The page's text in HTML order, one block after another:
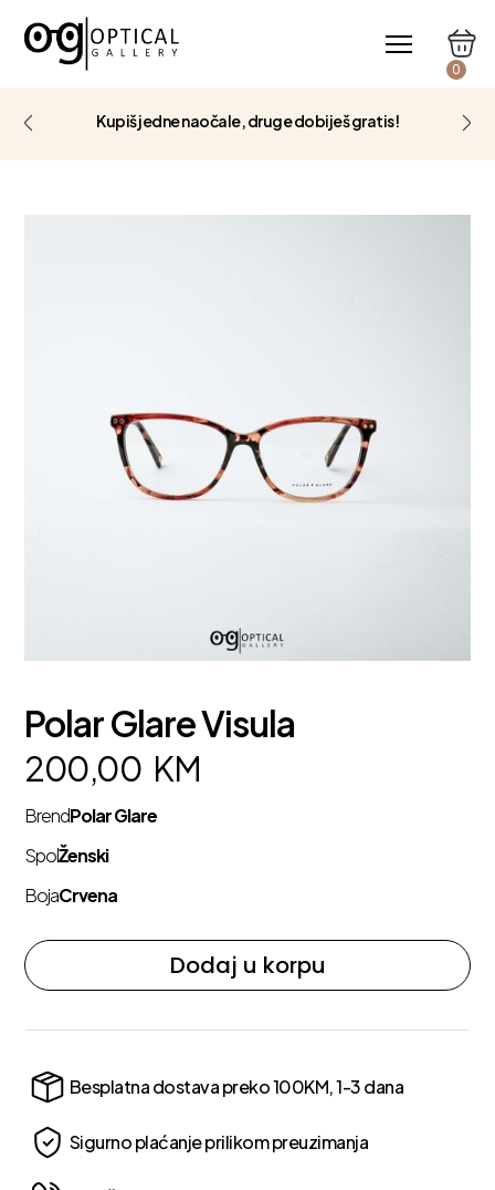
0
Kupiš jedne naočale, druge dobiješ gratis!
Polar Glare Visula
200,00 KM
BrendPolar Glare
SpolŽenski
BojaCrvena
Dodaj u korpu
Besplatna dostava preko 100KM, 1-3 dana
Sigurno plaćanje prilikom preuzimanja